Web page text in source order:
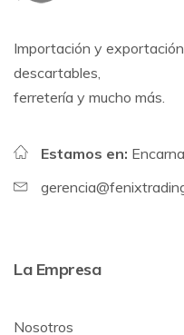
Importación y
descartables,
ferretería y mucho más.
Estamos en:
La Empresa
Nosotros